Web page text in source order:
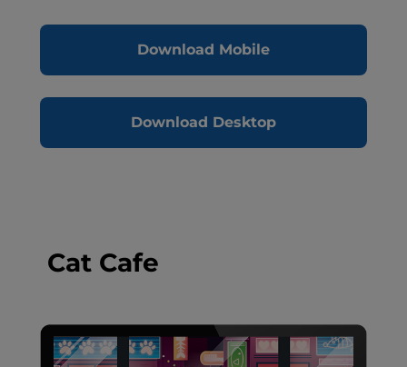
Download Mobile
Download Desktop
Cat Cafe